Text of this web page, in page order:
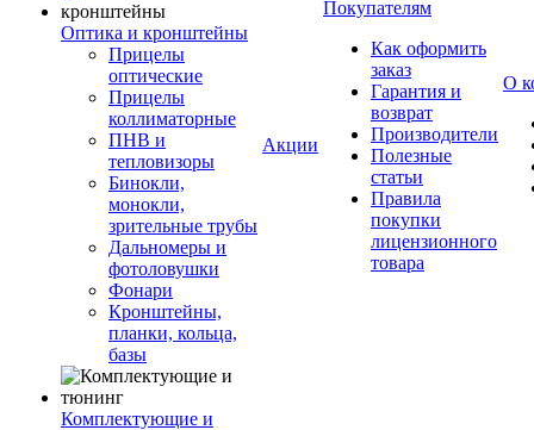
Оптика и кронштейны
Прицелы
оптические
Прицелы
коллиматорные
ПНВ и
тепловизоры
Бинокли,
монокли,
зрительные трубы
Дальномеры и
фотоловушки
Фонари
Кронштейны,
планки, кольца,
базы
Комплектующие и
Акции
Покупателям
Как оформить
заказ
Гарантия и
возврат
Производители
Полезные
статьи
Правила
покупки
лицензионного
товара
О